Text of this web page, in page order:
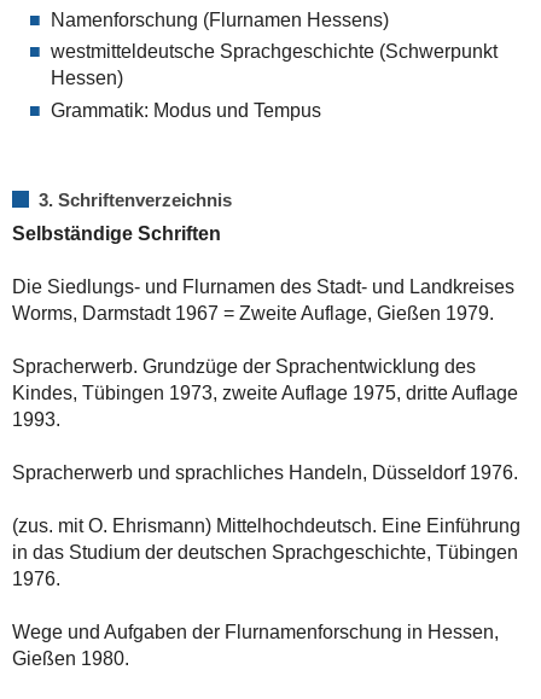
Namenforschung (Flurnamen Hessens)
westmitteldeutsche Sprachgeschichte (Schwerpunkt
Hessen)
Grammatik: Modus und Tempus
3. Schriftenverzeichnis
Selbständige Schriften
Die Siedlungs- und Flurnamen des Stadt- und Landkreises
Worms, Darmstadt 1967 = Zweite Auflage, Gießen 1979.
Spracherwerb. Grundzüge der Sprachentwicklung des
Kindes, Tübingen 1973, zweite Auflage 1975, dritte Auflage
1993.
Spracherwerb und sprachliches Handeln, Düsseldorf 1976.
(zus. mit O. Ehrismann) Mittelhochdeutsch. Eine Einführung
in das Studium der deutschen Sprachgeschichte, Tübingen
1976.
Wege und Aufgaben der Flurnamenforschung in Hessen,
Gießen 1980.